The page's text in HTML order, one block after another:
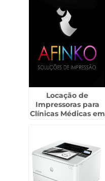
Locação de
Impressoras para
Clínicas Médicas em